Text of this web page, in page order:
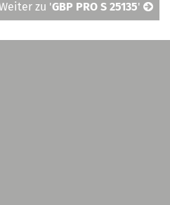
zu 'GBP PRO S 25135'